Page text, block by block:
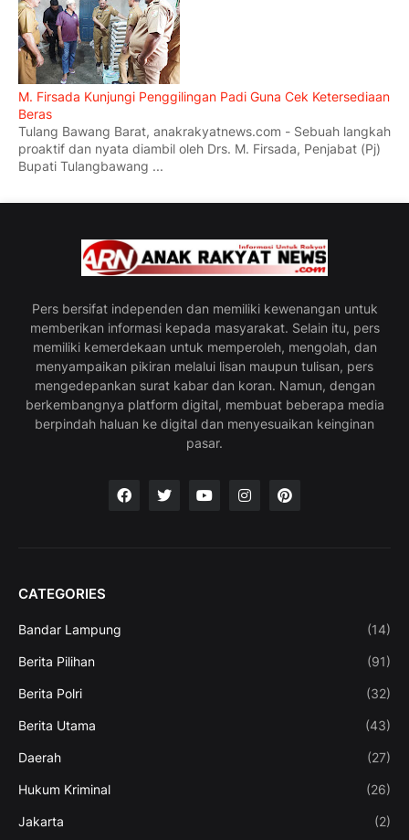
M. Firsada Kunjungi Penggilingan Padi Guna Cek Ketersediaan
Beras
Tulang Bawang Barat, anakrakyatnews.com - Sebuah langkah
proaktif dan nyata diambil oleh Drs. M. Firsada, Penjabat (Pj)
Bupati Tulangbawang ...
Pers bersifat independen dan memiliki kewenangan untuk
memberikan informasi kepada masyarakat. Selain itu, pers
memiliki kemerdekaan untuk memperoleh, mengolah, dan
menyampaikan pikiran melalui lisan maupun tulisan, pers
mengedepankan surat kabar dan koran. Namun, dengan
berkembangnya platform digital, membuat beberapa media
berpindah haluan ke digital dan menyesuaikan keinginan
pasar.
CATEGORIES
Bandar Lampung (14)
Berita Pilihan (91)
Berita Polri (32)
Berita Utama (43)
Daerah (27)
Hukum Kriminal (26)
Jakarta (2)